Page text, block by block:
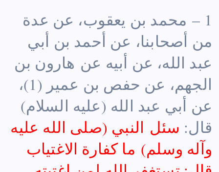
1 – محمد بن يعقوب، عن عدة
من أصحابنا، عن أحمد بن أبي
عبد الله، عن أبيه عن هارون بن
الجهم، عن حفص بن عمير (1)،
عن أبي عبد الله (عليه السلام)
قال: سئل النبي (صلى الله عليه
وآله وسلم) ما كفارة الاغتياب